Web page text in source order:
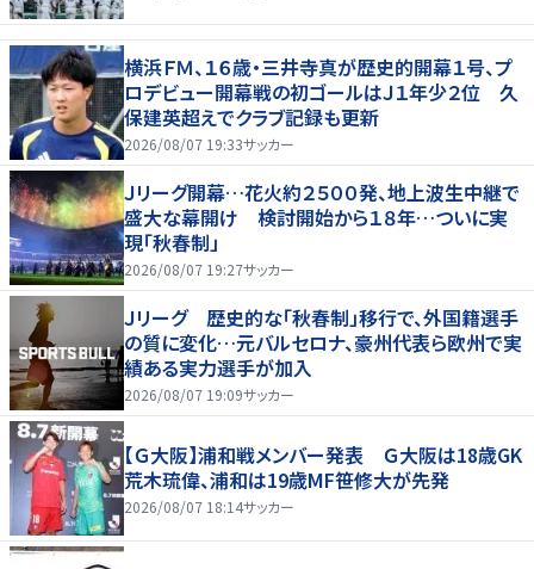
横浜ＦＭ、１６歳・三井寺真が歴史的開幕１号、プ
ロデビュー開幕戦の初ゴールはＪ１年少２位 久
保建英超えでクラブ記録も更新
2026/08/07 19:33サッカー
Ｊリーグ開幕…花火約２５００発、地上波生中継で
盛大な幕開け 検討開始から１８年…ついに実
現「秋春制」
2026/08/07 19:27サッカー
Ｊリーグ 歴史的な「秋春制」移行で、外国籍選手
の質に変化…元バルセロナ、豪州代表ら欧州で実
績ある実力選手が加入
2026/08/07 19:09サッカー
【Ｇ大阪】浦和戦メンバー発表 Ｇ大阪は18歳GK
荒木琉偉、浦和は19歳MF笹修大が先発
2026/08/07 18:14サッカー